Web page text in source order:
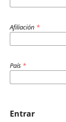
Afiliación *
País *
Entrar